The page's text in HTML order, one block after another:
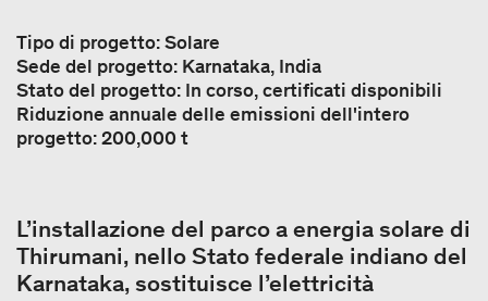
Tipo di progetto: Solare
Sede del progetto: Karnataka, India
Stato del progetto: In corso, certificati disponibili
Riduzione annuale delle emissioni dell'intero
progetto: 200,000 t
L’installazione del parco a energia solare di
Thirumani, nello Stato federale indiano del
Karnataka, sostituisce l’elettricità